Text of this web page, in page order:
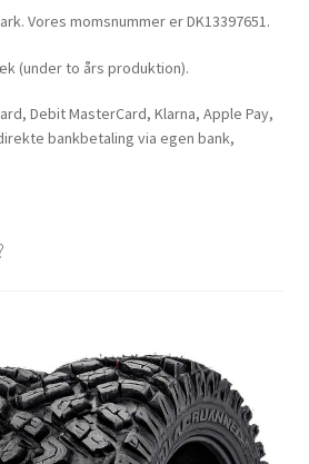
Vores momsnummer er DK13397651.
(under to års produktion).
Debit MasterCard, Klarna, Apple Pay,
bankbetaling via egen bank,